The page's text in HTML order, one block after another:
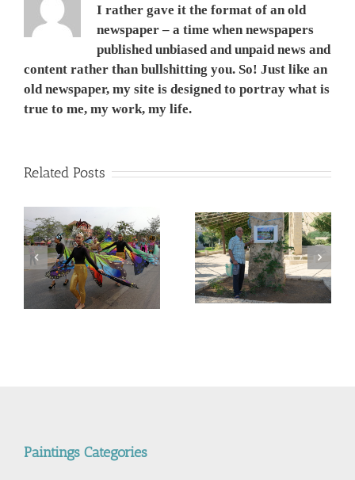
I rather gave it the format of an old
newspaper – a time when newspapers
published unbiased and unpaid news and
content rather than bullshitting you. So! Just like an
old newspaper, my site is designed to portray what is
true to me, my work, my life.
Related Posts
המשך ועדכון לפוסט –
מדריך קל, ללא מניע מסחרי,
לנבכי הבחירה למצלמה
החדשה- 5000$ מול
Corona Virus, &
Philippines VS Thailand.
וירוס הקורונה, מהפיליפינים
לתאילנד
Paintings Categories